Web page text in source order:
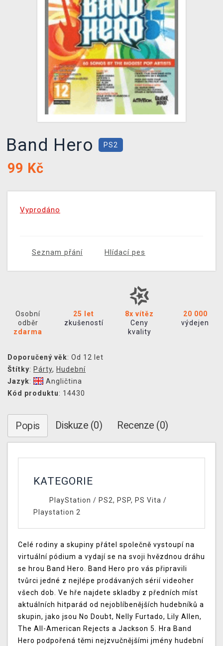
DOPRAVA
XZONE KLUB
TCG & BOARDGAME HUB
VÝKUP HER (BAZAR)
Band Hero PS2
99 Kč
Vyprodáno
Seznam přání Hlídací pes
Osobní
odběr
zdarma
25 let
zkušeností
8x vítěz
Ceny
kvality
20 000
výdejen
Doporučený věk: Od 12 let
Štítky: Párty, Hudební
Jazyk:
Angličtina
Kód produktu: 14430
Popis Diskuze (0) Recenze (0)
KATEGORIE
PlayStation / PS2, PSP, PS Vita /
Playstation 2
Celé rodiny a skupiny přátel společně vystoupí na
virtuální pódium a vydají se na svoji hvězdnou dráhu
se hrou Band Hero. Band Hero pro vás připravili
tvůrci jedné z nejlépe prodávaných sérií videoher
všech dob. Ve hře najdete skladby z předních míst
aktuálních hitparád od nejoblíbenějších hudebníků a
skupin, jako jsou No Doubt, Nelly Furtado, Lily Allen,
The All-American Rejects a Jackson 5. Hra Band
Hero podpořená těmi nejzvučnějšími jmény hudební